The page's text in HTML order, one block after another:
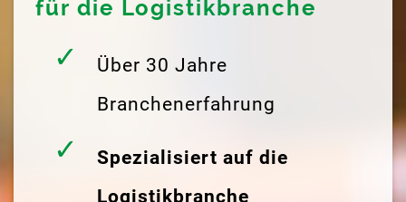
für die Logistikbranche
Über 30 Jahre
Branchenerfahrung
Spezialisiert auf die
Logistikbranche